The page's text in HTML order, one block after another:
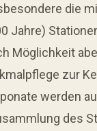
die
Jahre)
Möglichkeit
zur
werden
des